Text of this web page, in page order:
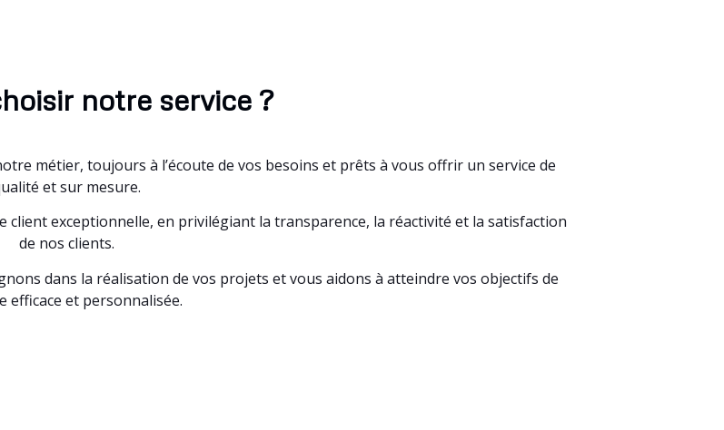
notre service ?
métier, toujours à l’écoute de vos besoins et prêts à vous offrir un service de
et sur mesure.
exceptionnelle, en privilégiant la transparence, la réactivité et la satisfaction
de nos clients.
dans la réalisation de vos projets et vous aidons à atteindre vos objectifs de
efficace et personnalisée.